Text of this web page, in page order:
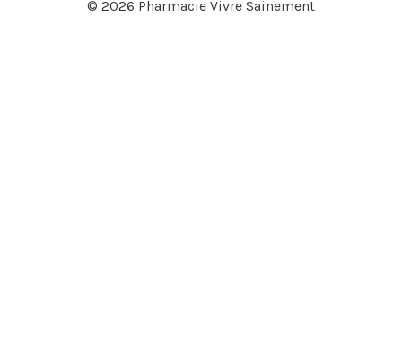
© 2026 Pharmacie Vivre Sainement